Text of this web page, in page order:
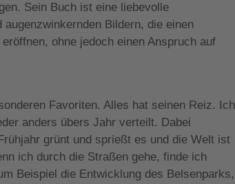
Sein Buch ist eine liebevolle
Bildern, die einen
ohne jedoch einen Anspruch auf
Favoriten. Alles hat seinen Reiz. Ich
anders übers Jahr verteilt. Dabei
grünt und sprießt es und die Welt ist
ich durch die Straßen gehe, finde ich
Beispiel die Entwicklung des Belsenparks,